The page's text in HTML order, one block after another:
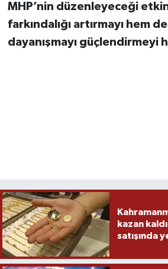
MHP’nin düzenleyeceği
farkındalığı artırmayı hem
dayanışmayı güçlendirmeyi
kazan
satışında